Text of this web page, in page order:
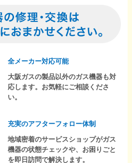
全メーカー対応可能
大阪ガスの製品以外のガス機器も対
応します。お気軽にご相談くださ
い。
充実のアフターフォロー体制
地域密着のサービスショップがガス
機器の状態チェックや、お困りごと
を即日訪問で解決します。